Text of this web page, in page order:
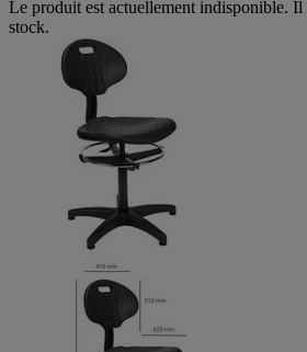
Le produit est actuellement indisponible. Il
stock.